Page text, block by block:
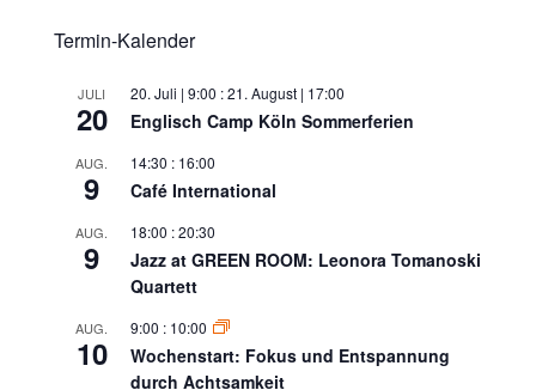
Termin-Kalender
JULI
20
20. Juli | 9:00 :21. August | 17:00
Englisch Camp Köln Sommerferien
AUG.
9
14:30 : 16:00
Café International
AUG.
9
18:00 :20:30
Jazz at GREEN ROOM: Leonora Tomanoski
Quartett
AUG.
10
9:00 : 10:00
Wochenstart: Fokus und Entspannung
durch Achtsamkeit